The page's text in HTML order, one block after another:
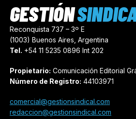
Reconquista 737 – 3º E
(1003) Buenos Aires, Argentina
Tel. +54 11 5235 0896 Int 202
Propietario: Comunicación Editorial
Número de Registro: 44103971
comercial@gestionsindical.com
redaccion@gestionsindical.com
GESTIÓN